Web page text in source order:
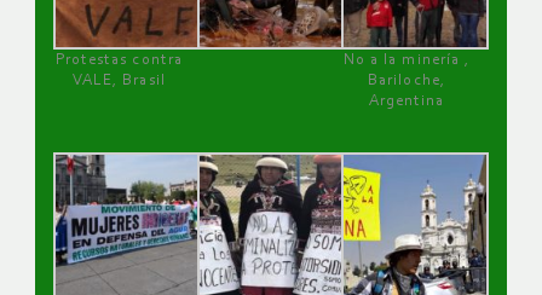
Protestas contra
VALE, Brasil
No a la minería ,
Bariloche,
Argentina